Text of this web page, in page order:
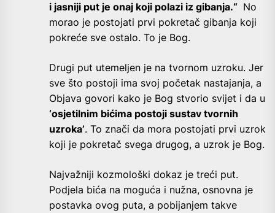
i jasniji put je onaj koji polazi iz gibanja.“ No
morao je postojati prvi pokretač gibanja koji
pokreće sve ostalo. To je Bog.
Drugi put utemeljen je na tvornom uzroku. Jer
sve što postoji ima svoj početak nastajanja, a
Objava govori kako je Bog stvorio svijet i da u
‘osjetilnim bićima postoji sustav tvornih
uzroka’. To znači da mora postojati prvi uzrok
koji je pokretač svega drugog, a uzrok je Bog.
Najvažniji kozmološki dokaz je treći put.
Podjela bića na moguća i nužna, osnovna je
postavka ovog puta, a pobijanjem takve